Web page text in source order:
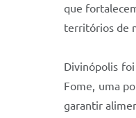
que
territórios de
Divinópolis
Fome, uma
garantir